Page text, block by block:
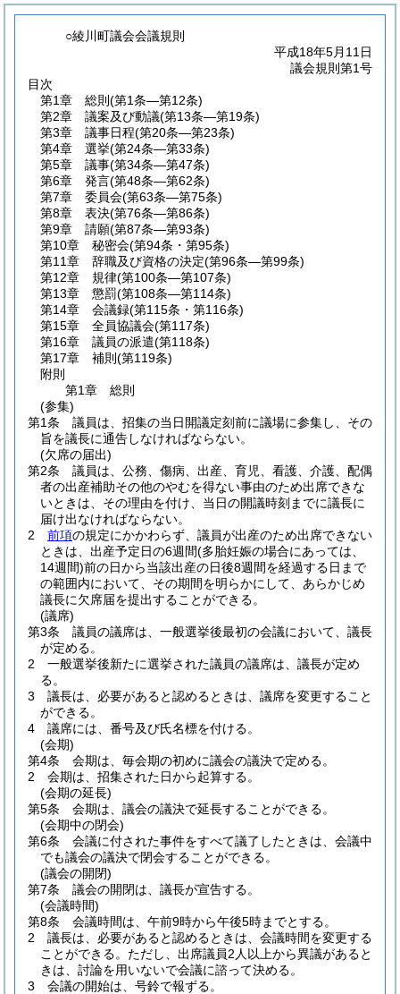
○綾川町議会会議規則
平成18年5月11日
議会規則第1号
目次
第1章
総則 (第1条―第12条)
第2章
議案及び動議(第13条―第19条)
第3章
議事日程(第20条―第23条)
第4章
選挙(第24条―第33条)
第5章
議事(第34条―第47条)
第6章
発言(第48条―第62条)
第7章
委員会(第63条―第75条)
第8章
表決(第76条―第86条)
第9章
請願(第87条―第93条)
第10章
秘密会(第94条・第95条)
第11章
辞職及び資格の決定(第96条―第99条)
第12章
規律(第100条―第107条)
第13章
懲罰(第108条―第114条)
第14章
会議録(第115条・第116条)
第15章
全員協議会(第117条)
第16章
議員の派遣(第118条)
第17章
補則 (第119条)
附則
第1章
総則
(参集)
第1条
議員は、招集の当日開議定刻前に議場に参集し、その
旨を議長に通告しなければならない。
(欠席の届出)
第2条
議員は、公務、傷病、出産、育児、看護、介護、配偶
者の出産補助その他のやむを得ない事由のため出席できな
いときは、その理由を付け、当日の開議時刻までに議長に
届け出なければならない。
2
前項の規定にかかわらず、議員が出産のため出席できない
ときは、出産予定日の6週間(多胎妊娠の場合にあっては、
14週間)前の日から当該出産の日後8週間を経過する日まで
の範囲内において、その期間を明らかにして、あらかじめ
議長に欠席届を提出することができる。
(議席)
第3条
議員の議席は、一般選挙後最初の会議において、議長
が定める。
2
一般選挙後新たに選挙された議員の議席は、議長が定め
る。
3
議長は、必要があると認めるときは、議席を変更すること
ができる。
4
議席には、番号及び氏名標を付ける。
(会期)
第4条
会期は、毎会期の初めに議会の議決で定める。
2
会期は、招集された日から起算する。
(会期の延長)
第5条
会期は、議会の議決で延長することができる。
(会期中の閉会)
第6条
会議に付された事件をすべて議了したときは、会議中
でも議会の議決で閉会することができる。
(議会の開閉)
第7条
議会の開閉は、議長が宣告する。
(会議時間)
第8条
会議時間は、午前9時から午後5時までとする。
2
議長は、必要があると認めるときは、会議時間を変更する
ことができる。 ただし、出席議員2人以上から異議があると
きは、討論を用いないで会議に諮って決める。
3
会議の開始は、号鈴で報ずる。